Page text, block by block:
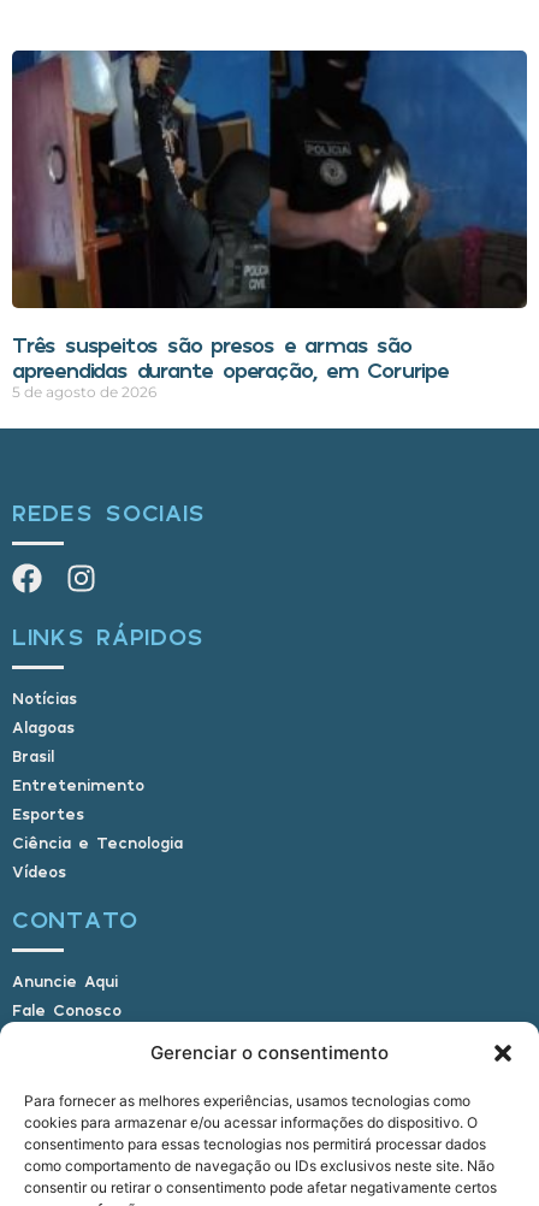
Gerenciar o consentimento
Para fornecer as melhores experiências, usamos tecnologias como
cookies para armazenar e/ou acessar informações do dispositivo. O
consentimento para essas tecnologias nos permitirá processar dados
como comportamento de navegação ou IDs exclusivos neste site. Não
consentir ou retirar o consentimento pode afetar negativamente certos
Três suspeitos são presos e armas são
apreendidas durante operação, em Coruripe
5 de agosto de 2026
REDES SOCIAIS
LINKS RÁPIDOS
Notícias
Alagoas
Brasil
Entretenimento
Esportes
Ciência e Tecnologia
Vídeos
CONTATO
Anuncie Aqui
Fale Conosco
E-mail: alagoasbrasilnoticias@gmail.com
Telefone: (82) 9 9691-0391 (Whatsapp)
Responsável Técnico: Crysthyan Carlos